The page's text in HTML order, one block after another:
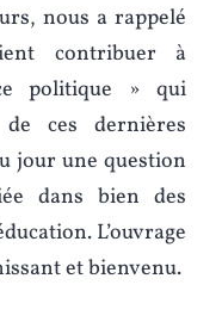
nous a rappelé
contribuer à
politique » qui
ces dernières
jour une question
dans bien des
L’ouvrage
et bienvenu.